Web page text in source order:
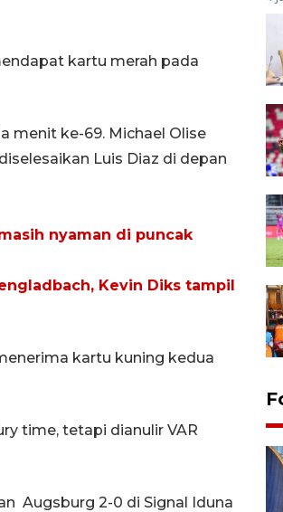
kartu merah pada
menit ke-69. Michael Olise
Luis Diaz di depan
nyaman di puncak
Kevin Diks tampil
kartu kuning kedua
time, tetapi dianulir VAR
Augsburg 2-0 di Signal Iduna